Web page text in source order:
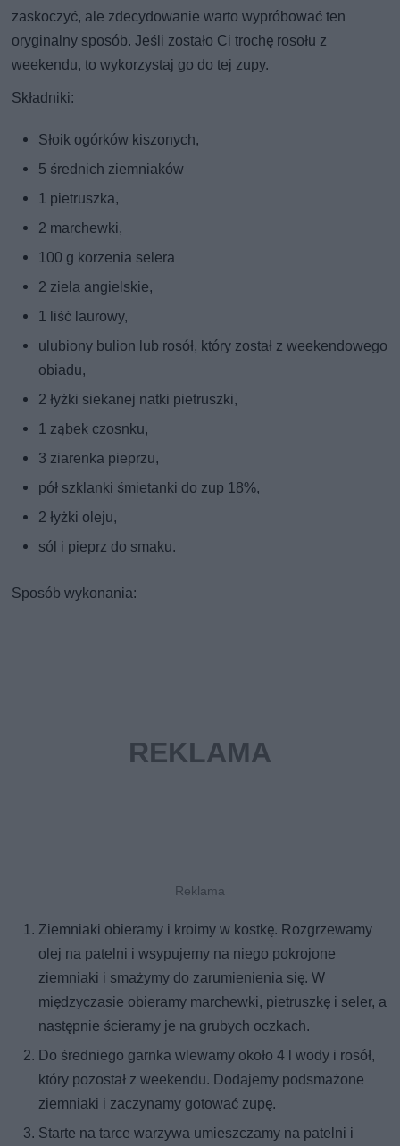
zaskoczyć, ale zdecydowanie warto wypróbować ten
oryginalny sposób. Jeśli zostało Ci trochę rosołu z
weekendu, to wykorzystaj go do tej zupy.
Składniki:
Słoik ogórków kiszonych,
5 średnich ziemniaków
1 pietruszka,
2 marchewki,
100 g korzenia selera
2 ziela angielskie,
1 liść laurowy,
ulubiony bulion lub rosół, który został z weekendowego
obiadu,
2 łyżki siekanej natki pietruszki,
1 ząbek czosnku,
3 ziarenka pieprzu,
pół szklanki śmietanki do zup 18%,
2 łyżki oleju,
sól i pieprz do smaku.
Sposób wykonania:
Ziemniaki obieramy i kroimy w kostkę. Rozgrzewamy
olej na patelni i wsypujemy na niego pokrojone
ziemniaki i smażymy do zarumienienia się. W
międzyczasie obieramy marchewki, pietruszkę i seler, a
następnie ścieramy je na grubych oczkach.
Do średniego garnka wlewamy około 4 l wody i rosół,
który pozostał z weekendu. Dodajemy podsmażone
ziemniaki i zaczynamy gotować zupę.
Starte na tarce warzywa umieszczamy na patelni i